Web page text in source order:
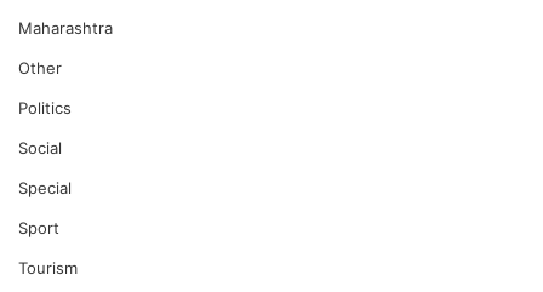
Maharashtra
Other
Politics
Social
Special
Sport
Tourism